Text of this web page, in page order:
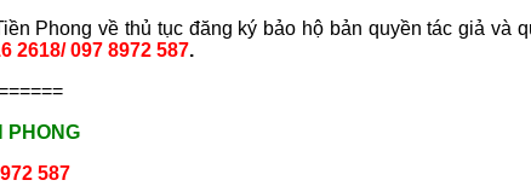
Phong về thủ tục đăng ký bảo hộ bản quyền tác giả
2618/ 097 8972 587.
PHONG
587